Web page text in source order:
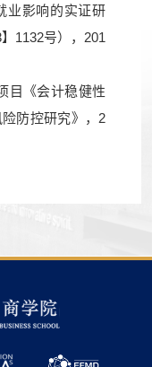
业影响的实证研
1132号），201
目《会计稳健性
防控研究》，2